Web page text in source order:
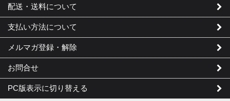
配送・送料について
支払い方法について
メルマガ登録・解除
お問合せ
PC版表示に切り替える